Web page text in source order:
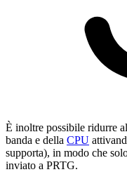
È inoltre possibile ridurre
banda e della CPU
supporta), in modo che
inviato a PRTG.